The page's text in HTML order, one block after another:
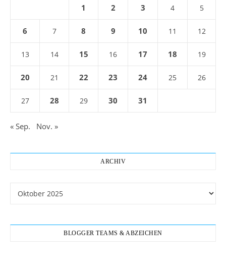
1 2 3 4 5
6 7 8 9 10 11 12
13 14 15 16 17 18 19
20 21 22 23 24 25 26
27 28 29 30 31
« Sep. Nov. »
ARCHIV
Archiv
BLOGGER TEAMS & ABZEICHEN